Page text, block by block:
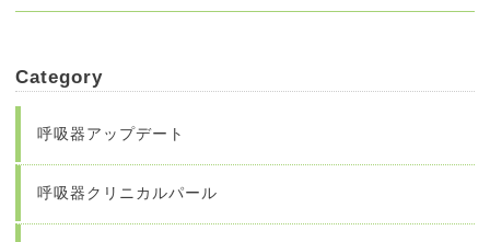
Category
呼吸器アップデート
呼吸器クリニカルパール